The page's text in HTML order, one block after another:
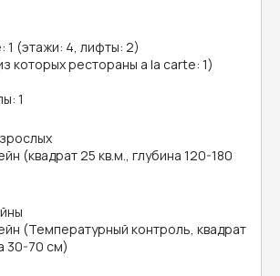
1 (этажи: 4, лифты: 2)
которых рестораны a la carte: 1)
1
(квадрат 25 кв.м., глубина 120-180
(Температурный контроль, квадрат
30-70 см)